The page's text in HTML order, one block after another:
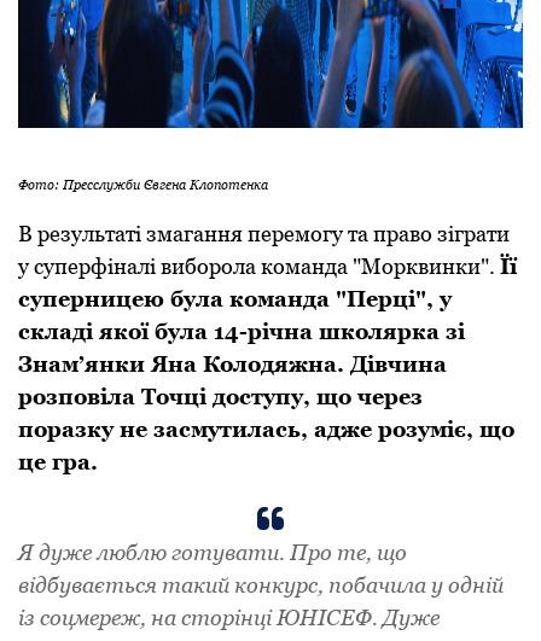
Фото: Пресслужби Євгена Клопотенка
В результаті змагання перемогу та право зіграти
у суперфіналі виборола команда "Морквинки". Її
суперницею була команда "Перці", у
складі якої була 14-річна школярка зі
Знам’янки Яна Колодяжна. Дівчина
розповіла Точці доступу, що через
поразку не засмутилась, адже розуміє, що
це гра.
Я дуже люблю готувати. Про те, що
відбувається такий конкурс, побачила у одній
із соцмереж, на сторінці ЮНІСЕФ. Дуже